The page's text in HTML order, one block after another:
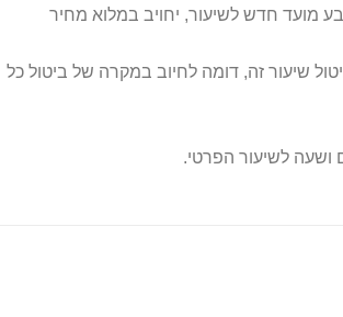
מועד חדש לשיעור, יחויב במלוא מחיר
שיעור זה, דומה לחיוב במקרה של ביטול כל
ושעה לשיעור הפרטי.